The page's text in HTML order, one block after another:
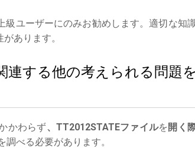
ユーザーにのみお勧めします。適切な知
あります。
連する他の考えられる問題を
かわらず、TT2012STATEファイルを 開く
調べる必要があります。